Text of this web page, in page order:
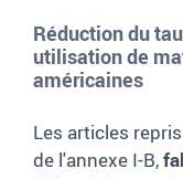
Réduction du
utilisation de
américaines
Les articles
de l'annexe I-B,